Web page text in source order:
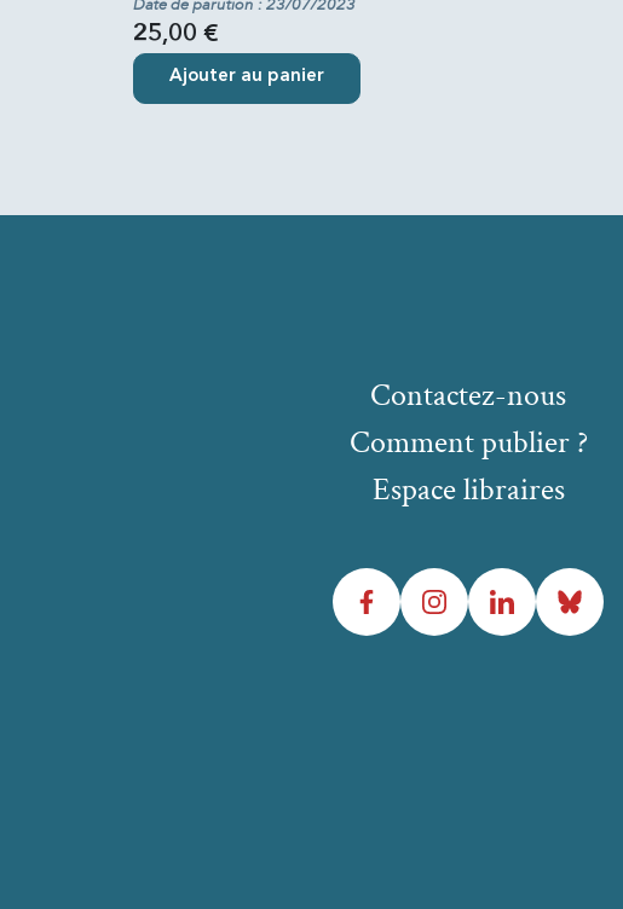
Date de parution : 23/07/2023
25,00 €
Ajouter au panier
Comment publier ?
Espace libraires
Contactez-nous
FacebookInstagramLinkedInBluesky